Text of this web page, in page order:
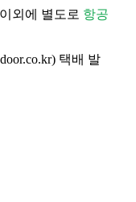
외에 별도로 항공
) 택배 발